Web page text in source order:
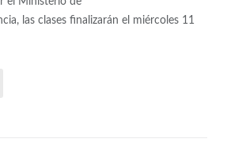
las clases finalizarán el miércoles 11